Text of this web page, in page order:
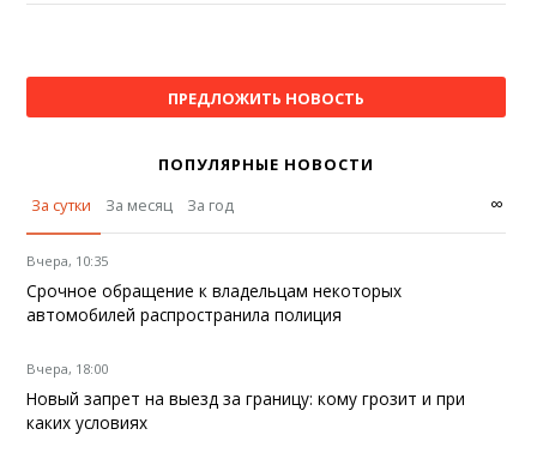
ПРЕДЛОЖИТЬ НОВОСТЬ
ПОПУЛЯРНЫЕ НОВОСТИ
За сутки
За месяц За год ∞
Вчера, 10:35
Срочное обращение к владельцам некоторых
автомобилей распространила полиция
Вчера, 18:00
Новый запрет на выезд за границу: кому грозит и при
каких условиях